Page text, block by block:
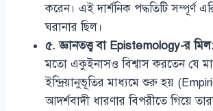
করেন। এই দার্শনিক পদ্ধতিটি সম্পূর্ণ
ঘরানার ছিল।
৫. জ্ঞানতত্ত্ব বা Epistemology-র মিল:
মতো একুইনাসও বিশ্বাস করতেন যে
ইন্দ্রিয়ানুভূতির মাধ্যমে শুরু হয়
আদর্শবাদী ধারণার বিপরীতে গিয়ে